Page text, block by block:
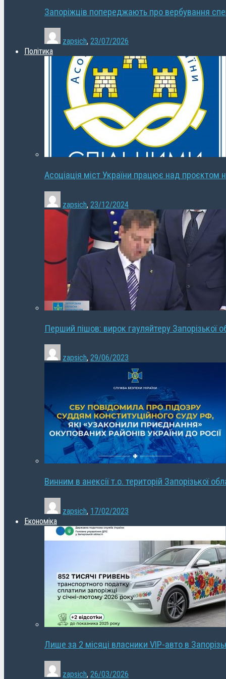
Запоріжців попереджають про вербування
zapsich, 23/07/2026
Політика
Асоціація міст України працює над проєктом
zapsich, 23/12/2024
Перший пішов: вирок гауляйтеру Запорізької
zapsich, 29/06/2023
Винним в анексії т.о. територій Запорізької
zapsich, 17/02/2023
Економіка
Лише за 2 місяці власники VIP-авто в
zapsich, 26/03/2026